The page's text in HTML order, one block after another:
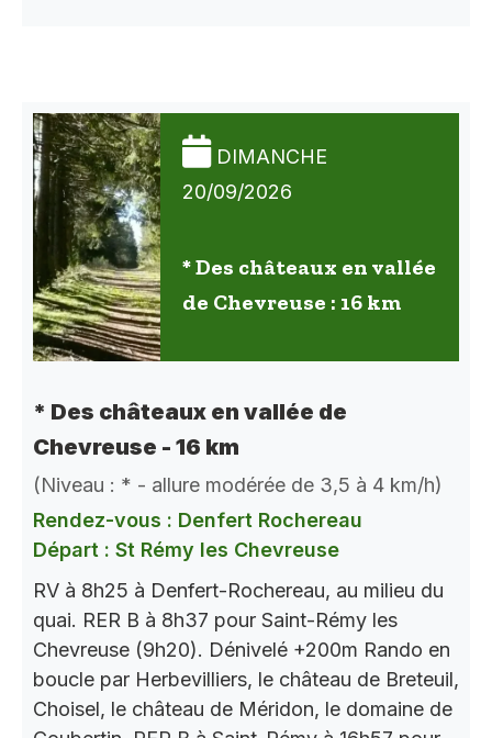
DIMANCHE
20/09/2026
* Des châteaux en vallée
de Chevreuse : 16 km
* Des châteaux en vallée de
Chevreuse - 16 km
(Niveau : * - allure modérée de 3,5 à 4 km/h)
Rendez-vous : Denfert Rochereau
Départ : St Rémy les Chevreuse
RV à 8h25 à Denfert-Rochereau, au milieu du
quai. RER B à 8h37 pour Saint-Rémy les
Chevreuse (9h20). Dénivelé +200m Rando en
boucle par Herbevilliers, le château de Breteuil,
Choisel, le château de Méridon, le domaine de